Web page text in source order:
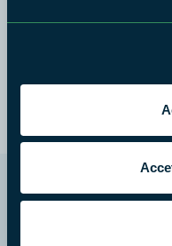
incisi dai corsi d'acqua. I
dall'erosione fluviale
formando il sistema delle
Segui i